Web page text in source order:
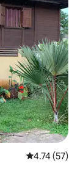
レビュー57
4.74 (57)